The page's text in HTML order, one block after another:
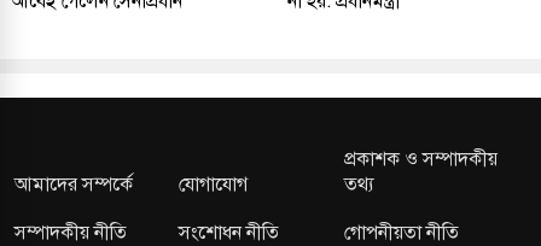
আমাদের সম্পর্কে যোগাযোগ
প্রকাশক ও সম্পাদকীয়
তথ্য
সম্পাদকীয় নীতি
সংশোধন নীতি গোপনীয়তা নীতি